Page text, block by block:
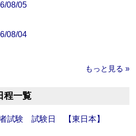
08/05
08/04
もっと見る »
程一覧
試験 試験日 【東日本】